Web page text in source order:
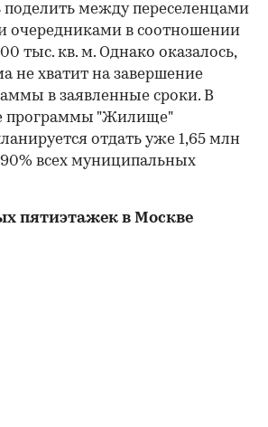
поделить между переселенцами
очередниками в соотношении
тыс. кв. м. Однако оказалось,
не хватит на завершение
в заявленные сроки. В
программы "Жилище"
отдать уже 1,65 млн
всех муниципальных
пятиэтажек в Москве